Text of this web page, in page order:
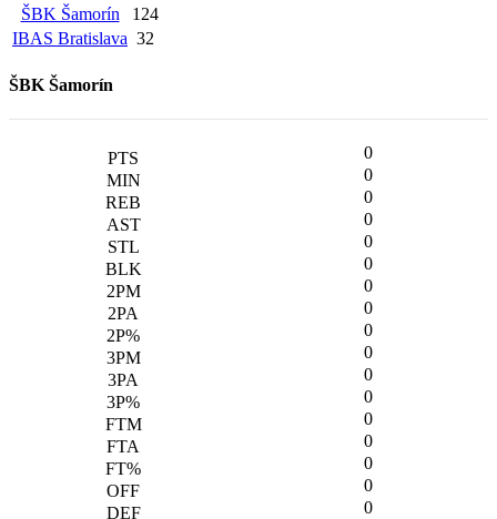
ŠBK Šamorín
124
IBAS Bratislava 32
ŠBK Šamorín
0
0
0
0
0
0
0
0
0
0
0
0
0
0
0
0
0